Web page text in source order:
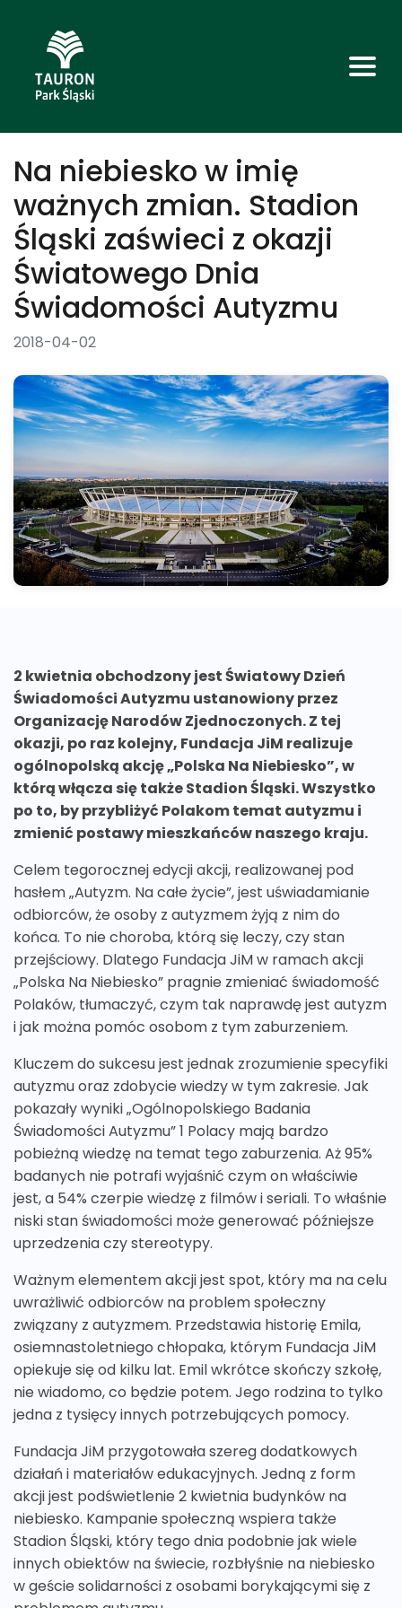
Na niebiesko w imię
ważnych zmian. Stadion
Śląski zaświeci z okazji
Światowego Dnia
Świadomości Autyzmu
2018-04-02
2 kwietnia obchodzony jest Światowy Dzień
Świadomości Autyzmu ustanowiony przez
Organizację Narodów Zjednoczonych. Z tej
okazji, po raz kolejny, Fundacja JiM realizuje
ogólnopolską akcję „Polska Na Niebiesko”, w
którą włącza się także Stadion Śląski. Wszystko
po to, by przybliżyć Polakom temat autyzmu i
zmienić postawy mieszkańców naszego kraju.
Celem tegorocznej edycji akcji, realizowanej pod
hasłem „Autyzm. Na całe życie”, jest uświadamianie
odbiorców, że osoby z autyzmem żyją z nim do
końca. To nie choroba, którą się leczy, czy stan
przejściowy. Dlatego Fundacja JiM w ramach akcji
„Polska Na Niebiesko” pragnie zmieniać świadomość
Polaków, tłumaczyć, czym tak naprawdę jest autyzm
i jak można pomóc osobom z tym zaburzeniem.
Kluczem do sukcesu jest jednak zrozumienie specyfiki
autyzmu oraz zdobycie wiedzy w tym zakresie. Jak
pokazały wyniki „Ogólnopolskiego Badania
Świadomości Autyzmu” 1 Polacy mają bardzo
pobieżną wiedzę na temat tego zaburzenia. Aż 95%
badanych nie potrafi wyjaśnić czym on właściwie
jest, a 54% czerpie wiedzę z filmów i seriali. To właśnie
niski stan świadomości może generować późniejsze
uprzedzenia czy stereotypy.
Ważnym elementem akcji jest spot, który ma na celu
uwrażliwić odbiorców na problem społeczny
związany z autyzmem. Przedstawia historię Emila,
osiemnastoletniego chłopaka, którym Fundacja JiM
opiekuje się od kilku lat. Emil wkrótce skończy szkołę,
nie wiadomo, co będzie potem. Jego rodzina to tylko
jedna z tysięcy innych potrzebujących pomocy.
Fundacja JiM przygotowała szereg dodatkowych
działań i materiałów edukacyjnych. Jedną z form
akcji jest podświetlenie 2 kwietnia budynków na
niebiesko. Kampanie społeczną wspiera także
Stadion Śląski, który tego dnia podobnie jak wiele
innych obiektów na świecie, rozbłyśnie na niebiesko
w geście solidarności z osobami borykającymi się z